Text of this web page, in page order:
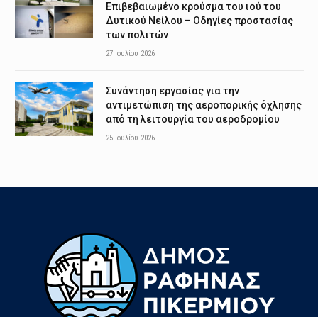
Επιβεβαιωμένο κρούσμα του ιού του
Δυτικού Νείλου – Οδηγίες προστασίας
των πολιτών
27 Ιουλίου 2026
Συνάντηση εργασίας για την
αντιμετώπιση της αεροπορικής όχλησης
από τη λειτουργία του αεροδρομίου
25 Ιουλίου 2026